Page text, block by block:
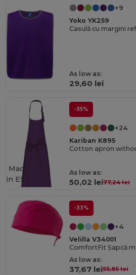
+9
Yoko YK259
Casulă cu margini
As low as:
29,60 lei
-35%
+24
Kariban K895
Cotton apron
As low as:
50,02 lei77,24 lei
Made
in ES
-33%
+4
Velilla V34001
ComfortFit Șapcă
As low as:
37,67 lei55,85 lei